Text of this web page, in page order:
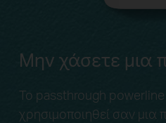
Μην χάσετε μια
Το passthrough powerline
χρησιμοποιηθεί σαν μια